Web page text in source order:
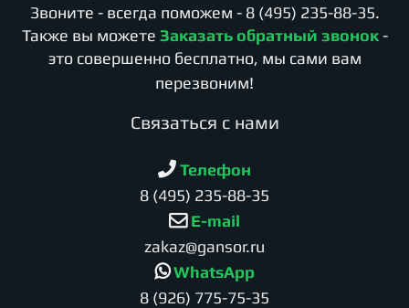
Звоните - всегда поможем - 8 (495) 235-88-35.
Также вы можете Заказать обратный звонок -
это совершенно бесплатно, мы сами вам
перезвоним!
Cвязаться с нами
Телефон
8 (495) 235-88-35
E-mail
zakaz@gansor.ru
WhatsApp
8 (926) 775-75-35